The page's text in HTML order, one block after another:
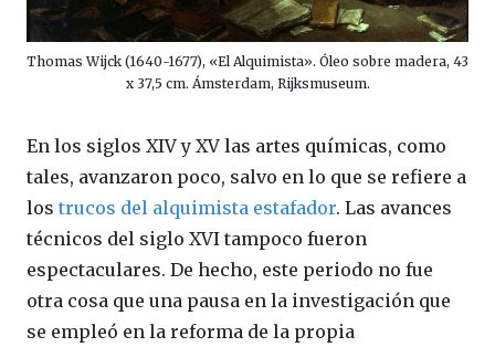
Thomas Wijck (1640-1677), «El Alquimista». Óleo sobre madera, 43
x 37,5 cm. Ámsterdam, Rijksmuseum.
En los siglos XIV y XV las artes químicas, como
tales, avanzaron poco, salvo en lo que se refiere a
los trucos del alquimista estafador. Las avances
técnicos del siglo XVI tampoco fueron
espectaculares. De hecho, este periodo no fue
otra cosa que una pausa en la investigación que
se empleó en la reforma de la propia